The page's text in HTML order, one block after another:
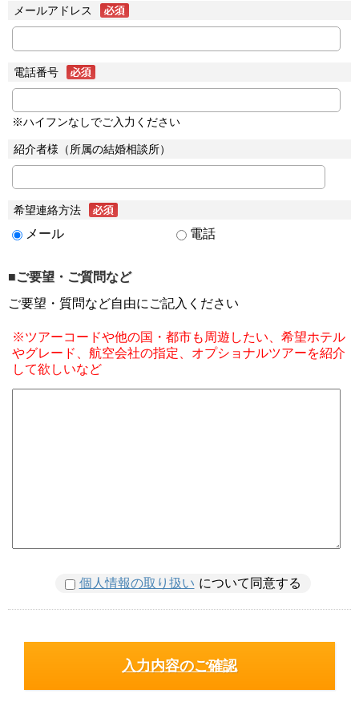
メールアドレス
電話番号
※ハイフンなしでご入力ください
紹介者様（所属の結婚相談所）
希望連絡方法
メール 電話
■ご要望・ご質問など
ご要望・質問など自由にご記入ください
※ツアーコードや他の国・都市も周遊したい、希望ホテル
やグレード、航空会社の指定、オプショナルツアーを紹介
して欲しいなど
個人情報の取り扱い について同意する